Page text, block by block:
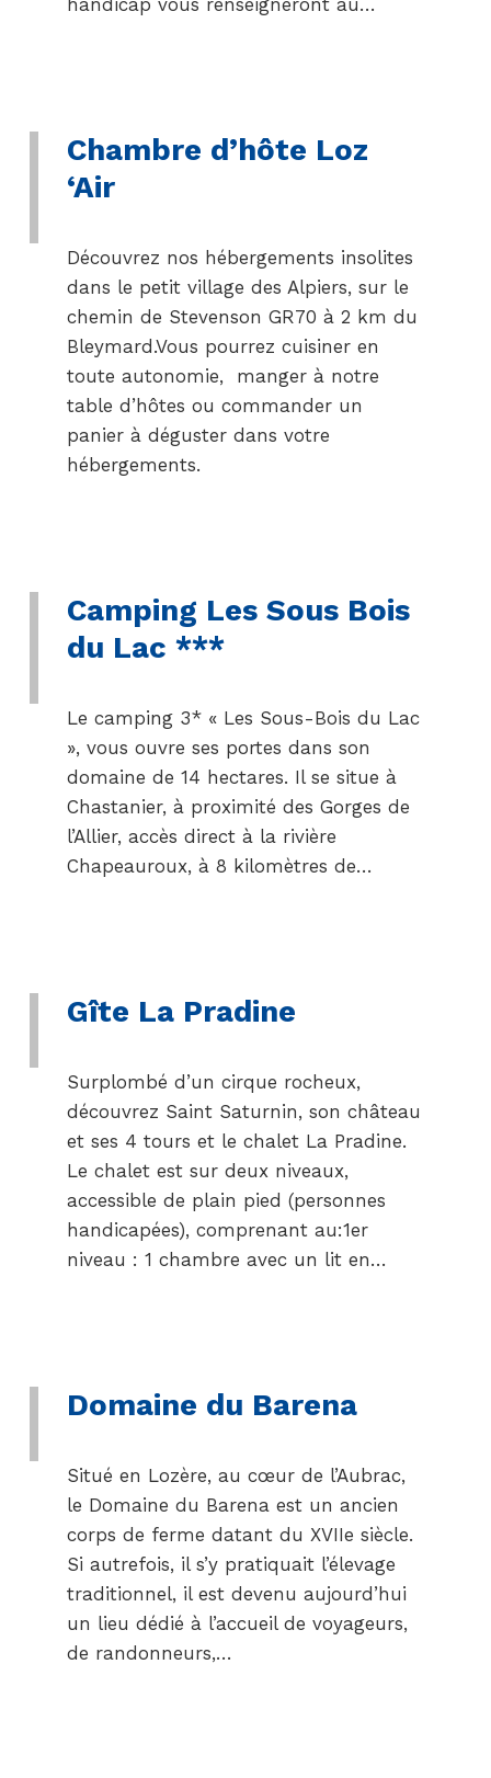
Chambre d’hôte Loz
‘Air
Découvrez nos hébergements insolites
dans le petit village des Alpiers, sur le
chemin de Stevenson GR70 à 2 km du
Bleymard.Vous pourrez cuisiner en
toute autonomie, manger à notre
table d’hôtes ou commander un
panier à déguster dans votre
hébergements.
Camping Les Sous Bois
du Lac ***
Le camping 3* « Les Sous-Bois du Lac
», vous ouvre ses portes dans son
domaine de 14 hectares. Il se situe à
Chastanier, à proximité des Gorges de
l’Allier, accès direct à la rivière
Chapeauroux, à 8 kilomètres de…
Gîte La Pradine
Surplombé d’un cirque rocheux,
découvrez Saint Saturnin, son château
et ses 4 tours et le chalet La Pradine.
Le chalet est sur deux niveaux,
accessible de plain pied (personnes
handicapées), comprenant au:1er
niveau : 1 chambre avec un lit en…
Domaine du Barena
Situé en Lozère, au cœur de l’Aubrac,
le Domaine du Barena est un ancien
corps de ferme datant du XVIIe siècle.
Si autrefois, il s’y pratiquait l’élevage
traditionnel, il est devenu aujourd’hui
un lieu dédié à l’accueil de voyageurs,
de randonneurs,…